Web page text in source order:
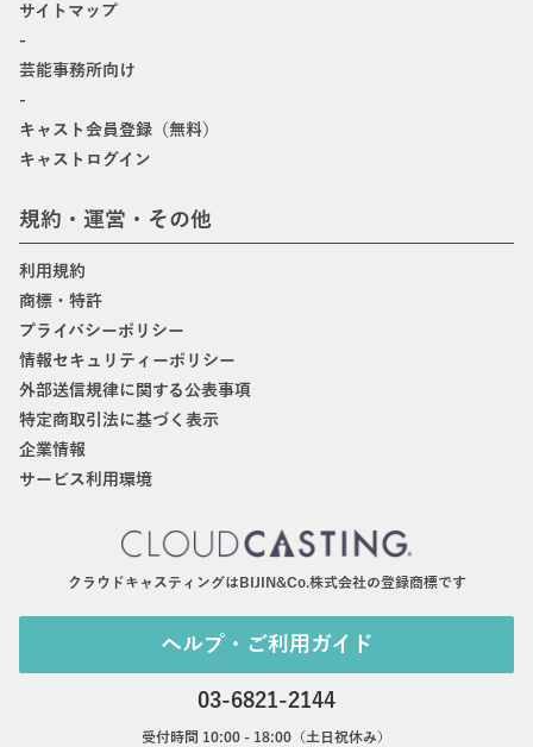
サイトマップ
-
芸能事務所向け
-
キャスト会員登録（無料）
キャストログイン
規約・運営・その他
利用規約
商標・特許
プライバシーポリシー
情報セキュリティーポリシー
外部送信規律に関する公表事項
特定商取引法に基づく表示
企業情報
サービス利用環境
クラウドキャスティングはBIJIN&Co.株式会社の登録商標です
ヘルプ・ご利用ガイド
03-6821-2144
受付時間 10:00 - 18:00（土日祝休み）